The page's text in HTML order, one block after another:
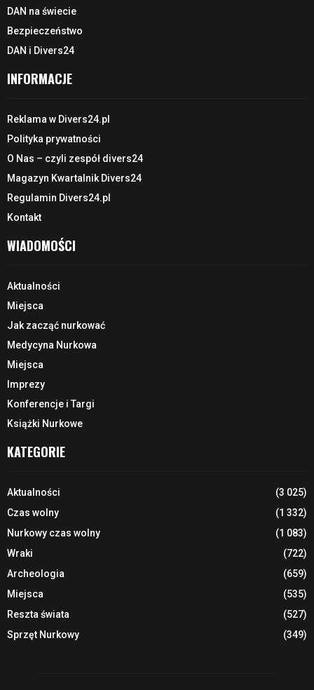
DAN na świecie
Bezpieczeństwo
DAN i Divers24
INFORMACJE
Reklama w Divers24.pl
Polityka prywatności
O Nas – czyli zespół divers24
Magazyn Kwartalnik Divers24
Regulamin Divers24.pl
Kontakt
WIADOMOŚCI
Aktualności
Miejsca
Jak zacząć nurkować
Medycyna Nurkowa
Miejsca
Imprezy
Konferencje i Targi
Książki Nurkowe
KATEGORIE
Aktualności
(3 025)
Czas wolny
(1 332)
Nurkowy czas wolny
(1 083)
Wraki
(722)
Archeologia
(659)
Miejsca
(535)
Reszta świata
(527)
Sprzęt Nurkowy
(349)